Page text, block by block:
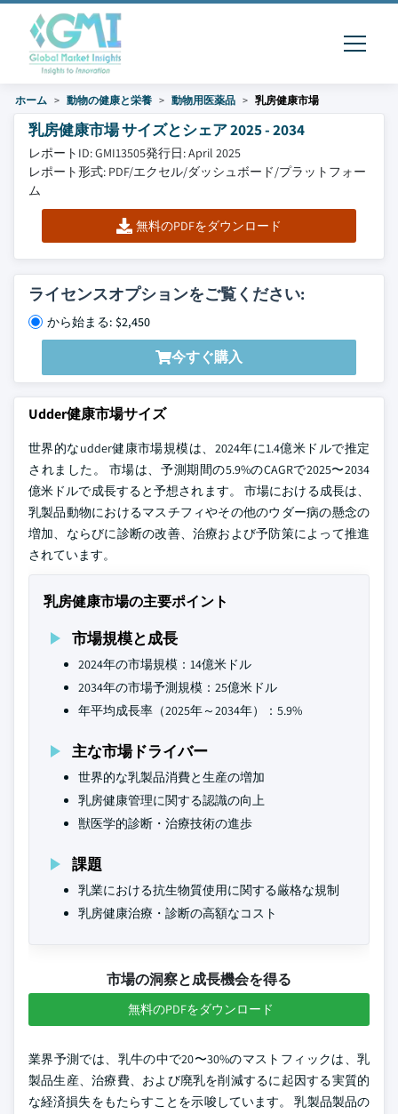
ホーム 動物の健康と栄養 動物用医薬品 乳房健康市場
乳房健康市場 サイズとシェア 2025 - 2034
レポートID: GMI13505発行日: April 2025
レポート形式: PDF/エクセル/ダッシュボード/プラットフォー
ム
無料のPDFをダウンロード
ライセンスオプションをご覧ください:
から始まる: $2,450
今すぐ購入
Udder健康市場サイズ
世界的なudder健康市場規模は、2024年に1.4億米ドルで推定
されました。 市場は、予測期間の5.9%のCAGRで2025〜2034
億米ドルで成長すると予想されます。 市場における成長は、
乳製品動物におけるマスチフィやその他のウダー病の懸念の
増加、ならびに診断の改善、治療および予防策によって推進
されています。
乳房健康市場の主要ポイント
市場規模と成長
2024年の市場規模：14億米ドル
2034年の市場予測規模：25億米ドル
年平均成長率（2025年～2034年）：5.9%
主な市場ドライバー
世界的な乳製品消費と生産の増加
乳房健康管理に関する認識の向上
獣医学的診断・治療技術の進歩
課題
乳業における抗生物質使用に関する厳格な規制
乳房健康治療・診断の高額なコスト
市場の洞察と成長機会を得る
無料のPDFをダウンロード
業界予測では、乳牛の中で20〜30%のマストフィックは、乳
製品生産、治療費、および廃乳を削減するに起因する実質的
な経済損失をもたらすことを示唆しています。 乳製品製品の